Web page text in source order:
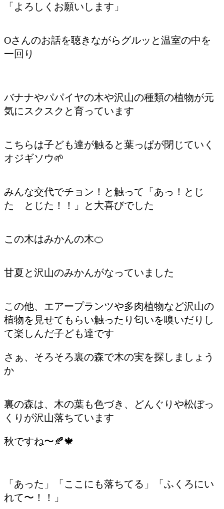
「よろしくお願いします」
Oさんのお話を聴きながらグルッと温室の中を
一回り
バナナやパパイヤの木や沢山の種類の植物が元
気にスクスクと育っています
こちらは子ども達が触ると葉っぱが閉じていく
オジギソウ🌱
みんな交代でチョン！と触って「あっ！とじ
た とじた！！」と大喜びでした
この木はみかんの木🍊
甘夏と沢山のみかんがなっていました
この他、エアープランツや多肉植物など沢山の
植物を見せてもらい触ったり匂いを嗅いだりし
て楽しんだ子ども達です
さぁ、そろそろ裏の森で木の実を探しましょう
か
裏の森は、木の葉も色づき、どんぐりや松ぼっ
くりが沢山落ちています
秋ですね〜🍂🍁
「あった」「ここにも落ちてる」「ふくろにい
れて〜！！」